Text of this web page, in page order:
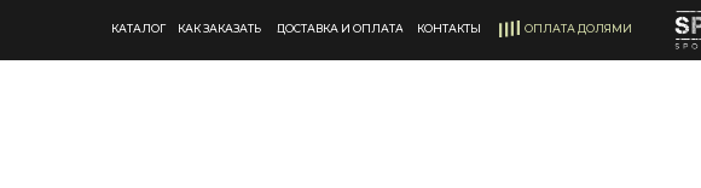
ОПЛАТА ДОЛЯМИ
КАТАЛОГ КАК ЗАКАЗАТЬ ДОСТАВКА И ОПЛАТА КОНТАКТЫ